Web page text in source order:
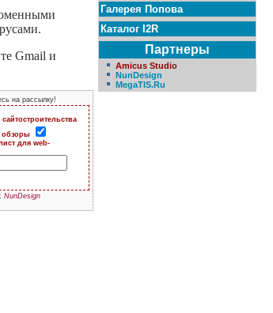
Gmail и
на рассылку!
обзоры
для web-
NunDesign
Галерея Попова
Каталог I2R
Партнеры
Amicus Studio
NunDesign
MegaTIS.Ru